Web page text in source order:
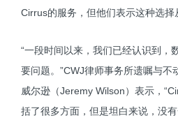
Cirrus的服务，但他们表示这种选择
“一段时间以来，我们已经认识到，
要问题。”CWJ律师事务所遗嘱与不
威尔逊（Jeremy Wilson）表示，
括了很多方面，但是坦白来说，没